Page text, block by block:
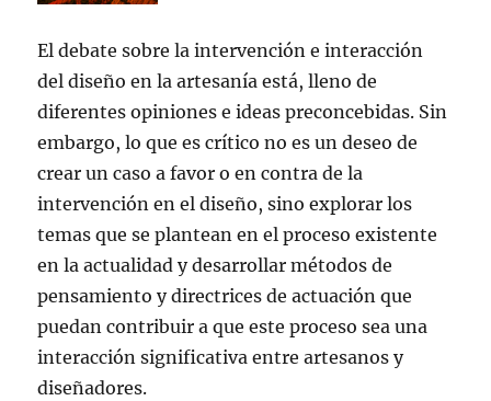
El debate sobre la intervención e interacción
del diseño en la artesanía está, lleno de
diferentes opiniones e ideas preconcebidas. Sin
embargo, lo que es crítico no es un deseo de
crear un caso a favor o en contra de la
intervención en el diseño, sino explorar los
temas que se plantean en el proceso existente
en la actualidad y desarrollar métodos de
pensamiento y directrices de actuación que
puedan contribuir a que este proceso sea una
interacción significativa entre artesanos y
diseñadores.